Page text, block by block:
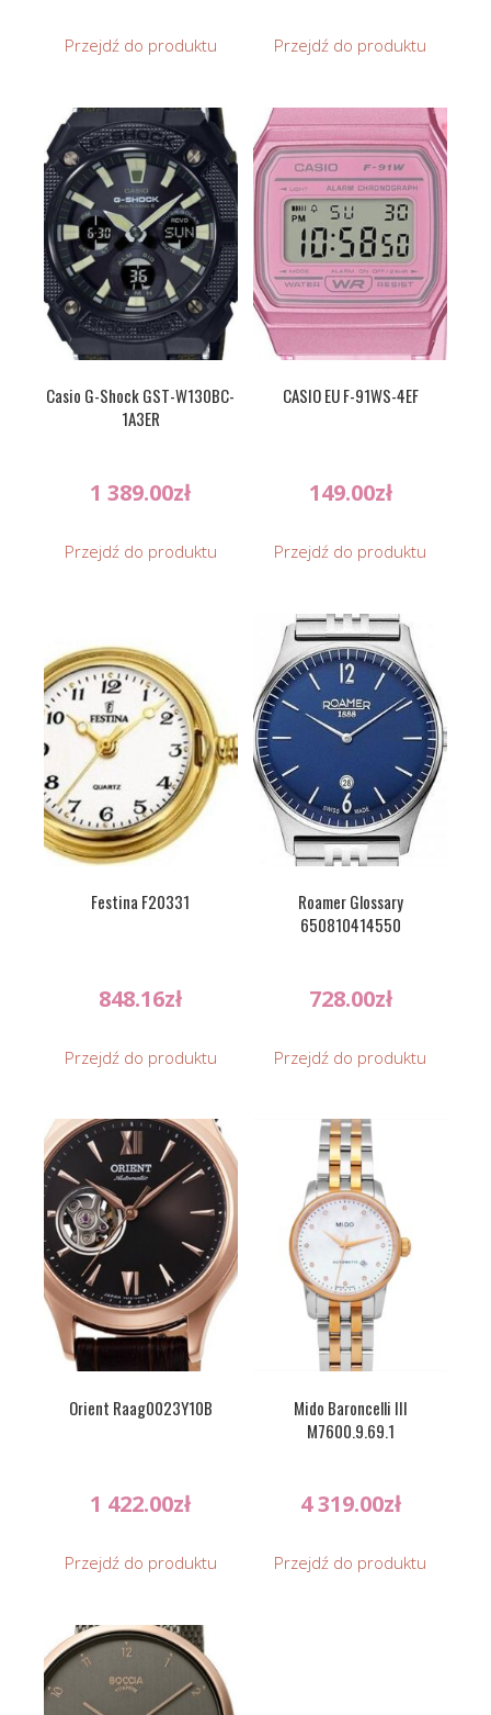
Przejdź do produktu Przejdź do produktu
Casio G-Shock GST-W130BC-
1A3ER
1 389.00zł
Przejdź do produktu
CASIO EU F-91WS-4EF
149.00zł
Przejdź do produktu
Festina F20331
848.16zł
Przejdź do produktu
Roamer Glossary
650810414550
728.00zł
Przejdź do produktu
Orient Raag0023Y10B
1 422.00zł
Przejdź do produktu
Mido Baroncelli III
M7600.9.69.1
4 319.00zł
Przejdź do produktu